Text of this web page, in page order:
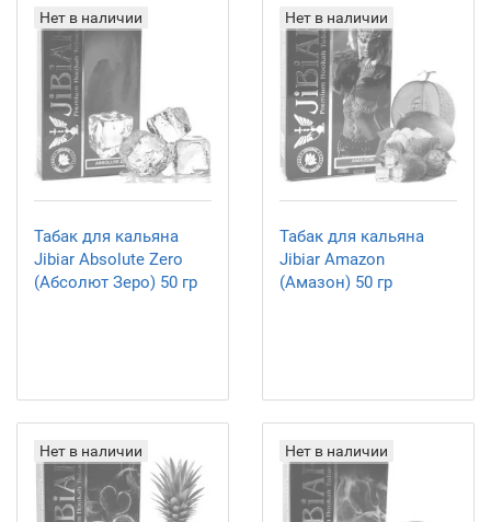
Нет в наличии
Табак для кальяна
Jibiar Absolute Zero
(Абсолют Зеро) 50 гр
Нет в наличии
Табак для кальяна
Jibiar Amazon
(Амазон) 50 гр
Нет в наличии Нет в наличии